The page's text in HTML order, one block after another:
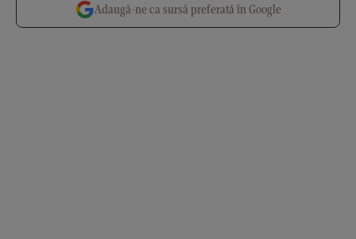
Adaugă-ne ca sursă preferată în Google